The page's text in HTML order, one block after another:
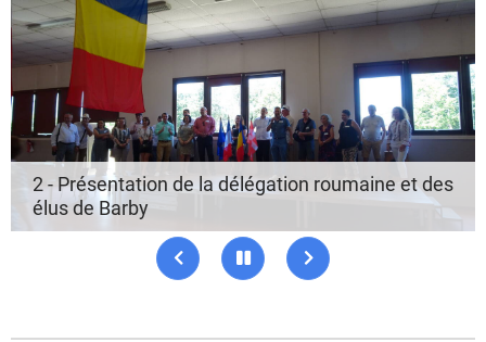
2 - Présentation de la délégation roumaine et des
élus de Barby
PrécédentPause Suivant